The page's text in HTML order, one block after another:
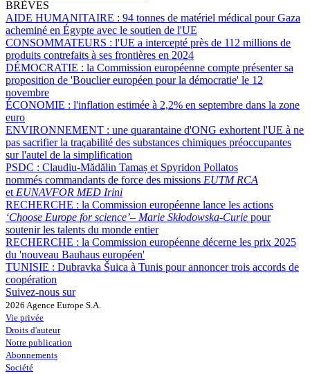
BRÈVES
AIDE HUMANITAIRE : 94 tonnes de matériel médical pour Gaza
acheminé en Égypte avec le soutien de l'UE
CONSOMMATEURS : l'UE a intercepté près de 112 millions de
produits contrefaits à ses frontières en 2024
DÉMOCRATIE : la Commission européenne compte présenter sa
proposition de 'Bouclier européen pour la démocratie' le 12
novembre
ÉCONOMIE : l'inflation estimée à 2,2% en septembre dans la zone
euro
ENVIRONNEMENT : une quarantaine d'ONG exhortent l'UE à ne
pas sacrifier la traçabilité des substances chimiques préoccupantes
sur l'autel de la simplification
PSDC : Claudiu-Mădălin Tamaș et Spyridon Pollatos
nommés commandants de force des missions EUTM RCA
et EUNAVFOR MED Irini
RECHERCHE : la Commission européenne lance les actions
‘Choose Europe for science’– Marie Skłodowska-Curie pour
soutenir les talents du monde entier
RECHERCHE : la Commission européenne décerne les prix 2025
du 'nouveau Bauhaus européen'
TUNISIE : Dubravka Šuica à Tunis pour annoncer trois accords de
coopération
Suivez-nous sur
2026 Agence Europe S.A.
Vie privée
Droits d'auteur
Notre publication
Abonnements
Société